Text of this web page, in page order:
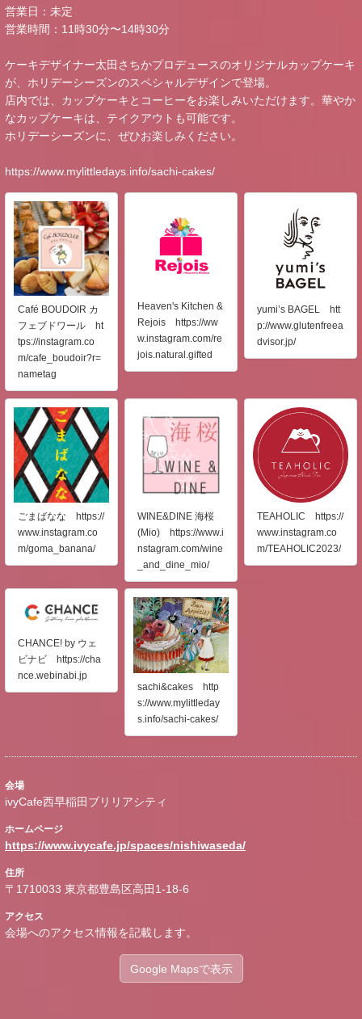
営業日：未定
営業時間：11時30分〜14時30分
ケーキデザイナー太田さちかプロデュースのオリジナルカップケーキ
が、ホリデーシーズンのスペシャルデザインで登場。
店内では、カップケーキとコーヒーをお楽しみいただけます。華やか
なカップケーキは、テイクアウトも可能です。
ホリデーシーズンに、ぜひお楽しみください。
https://www.mylittledays.info/sachi-cakes/
Café BOUDOIR カ
フェブドワール ht
tps://instagram.co
m/cafe_boudoir?r=
nametag
Heaven's Kitchen &
Rejois https://ww
w.instagram.com/re
jois.natural.gifted
yumi’s BAGEL htt
p://www.glutenfreea
dvisor.jp/
ごまばなな https://
www.instagram.co
m/goma_banana/
WINE&DINE 海桜
(Mio) https://www.i
nstagram.com/wine
_and_dine_mio/
TEAHOLIC https://
www.instagram.co
m/TEAHOLIC2023/
CHANCE! by ウェ
ビナビ https://cha
nce.webinabi.jp
sachi&cakes http
s://www.mylittleday
s.info/sachi-cakes/
会場
ivyCafe西早稲田ブリリアシティ
ホームページ
https://www.ivycafe.jp/spaces/nishiwaseda/
住所
〒1710033 東京都豊島区高田1-18-6
アクセス
会場へのアクセス情報を記載します。
Google Mapsで表示